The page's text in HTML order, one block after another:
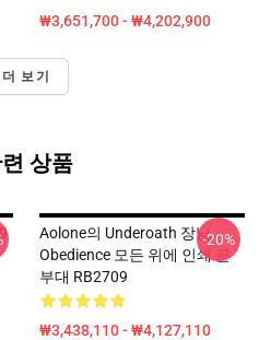
₩3,651,700 - ₩4,202,900
더 보기
상품
Aolone의 Underoath 장님
Obedience 모든 위에 인쇄 끈
부대 RB2709
₩3,438,110 - ₩4,127,110
-20%